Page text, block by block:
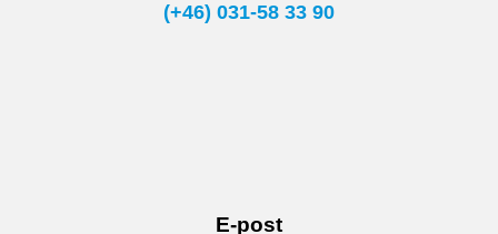
(+46) 031-58 33 90
E-post